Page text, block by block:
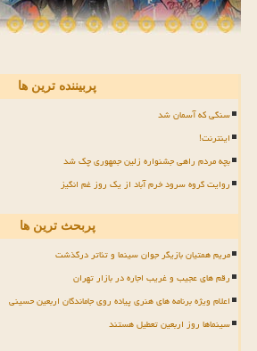
پربیننده ترین ها
سنگی که آسمان شد
اینترنت!
بچه مردم راهی جشنواره زلین جمهوری چک شد
روایت گروه سرود خرم آباد از یک روز غم انگیز
پربحث ترین ها
مریم همتیان بازیگر جوان سینما و تئاتر درگذشت
رقم های عجیب و غریب اجاره در بازار تهران
اعلام ویژه برنامه های هنری پیاده روی جاماندگان اربعین حسینی
سینماها روز اربعین تعطیل هستند